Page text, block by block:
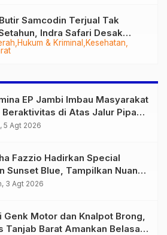
Hukum & Kriminal
Kesehatan
Samcodin Terjual Tak
Indra Safari Desak
EP Jambi Imbau Masyarakat
di Atas Jalur Pipa
Demi Keselamatan Bersama
5 Agt 2026
Fazzio Hadirkan Special
Sunset Blue, Tampilkan Nuansa
yang Semakin Skena
3 Agt 2026
Genk Motor dan Knalpot Brong,
Tanjab Barat Amankan Belasan